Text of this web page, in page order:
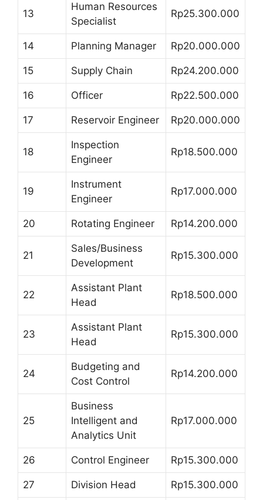
13
Human Resources
Specialist
Rp25.300.000
14 Planning Manager Rp20.000.000
15 Supply Chain Rp24.200.000
16 Officer Rp22.500.000
17 Reservoir Engineer Rp20.000.000
18
Inspection
Engineer
Rp18.500.000
19
Instrument
Engineer
Rp17.000.000
20 Rotating Engineer Rp14.200.000
21
Sales/Business
Development
Rp15.300.000
22
Assistant Plant
Head
Rp18.500.000
23
Assistant Plant
Head
Rp15.300.000
24
Budgeting and
Cost Control
Rp14.200.000
25
Business
Intelligent and
Analytics Unit
Rp17.000.000
26 Control Engineer Rp15.300.000
27 Division Head Rp15.300.000